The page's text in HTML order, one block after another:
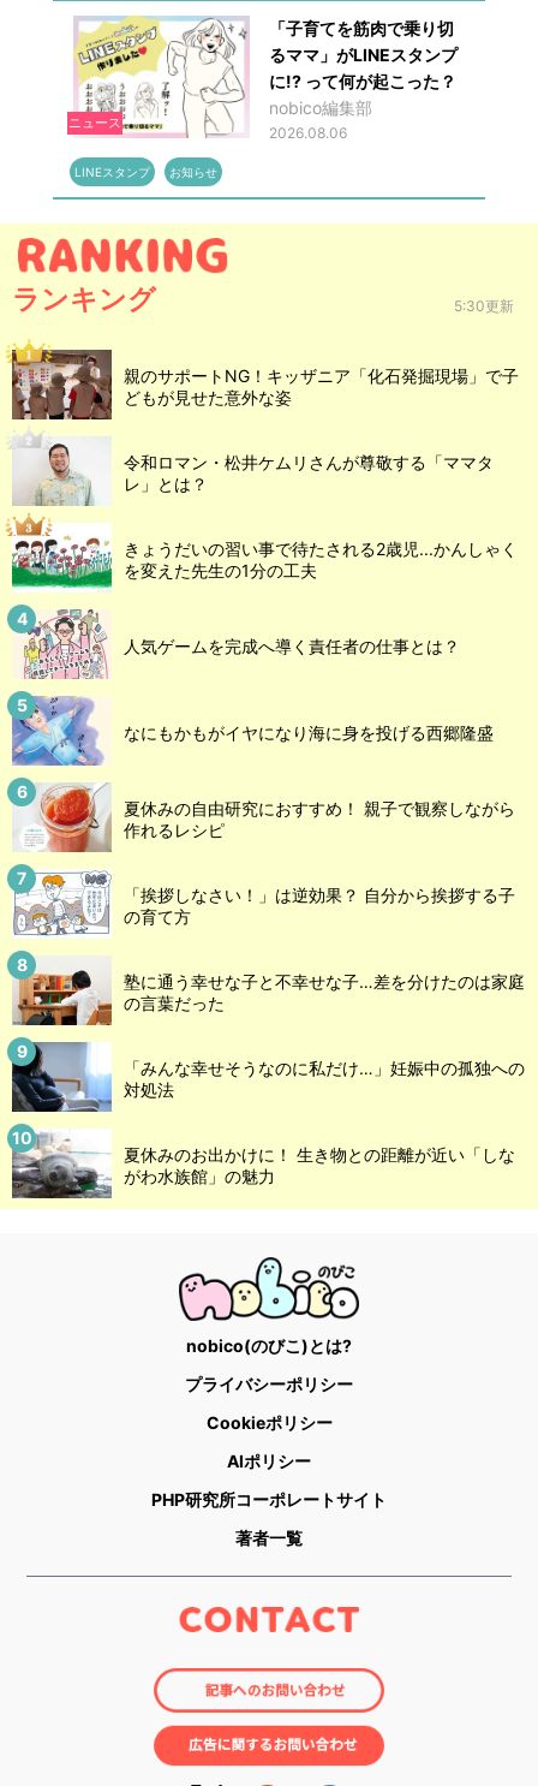
ニュース
「子育てを筋肉で乗り切
るママ」がLINEスタンプ
に!? って何が起こった？
nobico編集部
2026.08.06
LINEスタンプ お知らせ
ランキング 5:30更新
親のサポートNG！キッザニア「化石発掘現場」で子
どもが見せた意外な姿
令和ロマン・松井ケムリさんが尊敬する「ママタ
レ」とは？
きょうだいの習い事で待たされる2歳児...かんしゃく
を変えた先生の1分の工夫
人気ゲームを完成へ導く責任者の仕事とは？
なにもかもがイヤになり海に身を投げる西郷隆盛
夏休みの自由研究におすすめ！ 親子で観察しながら
作れるレシピ
「挨拶しなさい！」は逆効果？ 自分から挨拶する子
の育て方
塾に通う幸せな子と不幸せな子…差を分けたのは家庭
の言葉だった
「みんな幸せそうなのに私だけ…」妊娠中の孤独への
対処法
夏休みのお出かけに！ 生き物との距離が近い「しな
がわ水族館」の魅力
nobico(のびこ)とは?
プライバシーポリシー
Cookieポリシー
AIポリシー
PHP研究所コーポレートサイト
著者一覧